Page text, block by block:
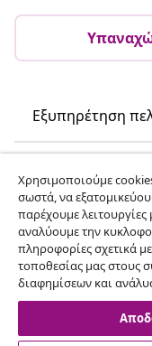
Εξυπηρέτηση
vidaXL
Ανακαλύψτε
Χρησιμοποιούμε
σωστά, να
παρέχουμε
αναλύουμε την
πληροφορίες σχετικά
τοποθεσίας μας στους
διαφημίσεων και